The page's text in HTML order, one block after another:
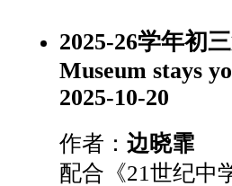
2025-26学年初
Museum stays
2025-10-20
作者： 边晓霏
配合《21世纪中